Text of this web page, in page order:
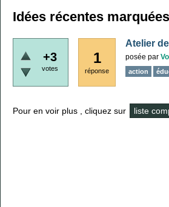
Idées récentes
+3
votes
1
réponse
Atelier
posée par
action
Pour en voir plus , cliquez sur liste